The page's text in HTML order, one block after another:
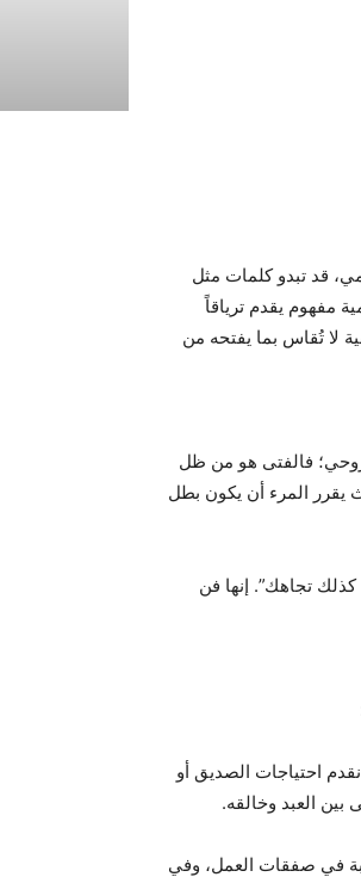
قد تبدو كلمات مثل
مفهوم يقدم ترياقاً
لا تُقاس بما يفتحه من
فالفتى هو من ظل
يقرر المرء أن يكون بطل
كذلك تجاهك”. إنها فن
احتياجات الصديق أو
العبد وخالقه.
في صفقات العمل، وفي